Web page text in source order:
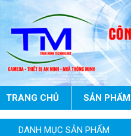
TRANG CHỦ SẢN PHẨM
DANH MỤC SẢN PHẨM
Camera WiFi quay quét thông
minh 2MP EZVIZ H8C
1.670.000 đ 909.000 đ
MUA NGAY